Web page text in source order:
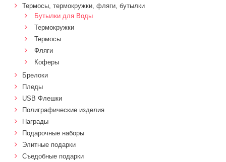
Термосы, термокружки, фляги, бутылки
Бутылки для Воды
Термокружки
Термосы
Фляги
Коферы
Брелоки
Пледы
USB Флешки
Полиграфические изделия
Награды
Подарочные наборы
Элитные подарки
Cъедобные подарки